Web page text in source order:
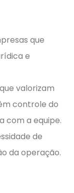
que
e
valorizam
controle do
com a equipe.
de
da operação.